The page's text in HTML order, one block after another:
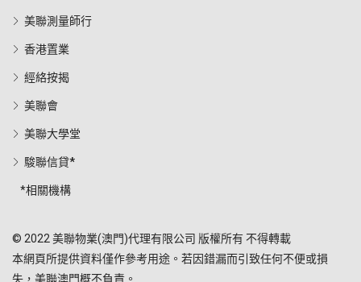
美聯測量師行
香港置業
經絡按揭
美聯會
美聯大學堂
駿聯信貸*
*相關機構
© 2022 美聯物業(澳門)代理有限公司 版權所有 不得轉載
本網頁所提供資料僅作參考用途。若因錯漏而引致任何不便或損
失，美聯澳門概不負責。